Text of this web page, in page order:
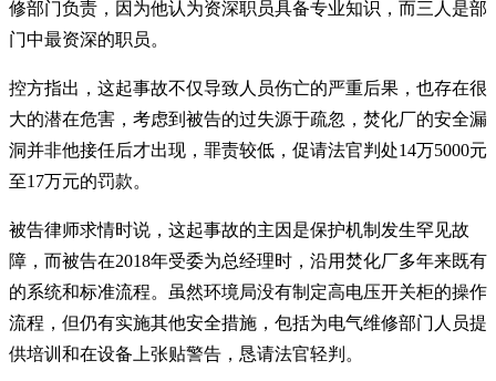
修部门负责，因为他认为资深职员具备专业知识，而三人是部
门中最资深的职员。
控方指出，这起事故不仅导致人员伤亡的严重后果，也存在很
大的潜在危害，考虑到被告的过失源于疏忽，焚化厂的安全漏
洞并非他接任后才出现，罪责较低，促请法官判处14万5000元
至17万元的罚款。
被告律师求情时说，这起事故的主因是保护机制发生罕见故
障，而被告在2018年受委为总经理时，沿用焚化厂多年来既有
的系统和标准流程。虽然环境局没有制定高电压开关柜的操作
流程，但仍有实施其他安全措施，包括为电气维修部门人员提
供培训和在设备上张贴警告，恳请法官轻判。